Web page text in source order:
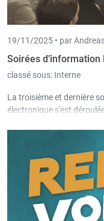
19/11/2025 • par
Soirées
classé sous: Interne
La troisième et dernière
électronique s'est
après deux autres